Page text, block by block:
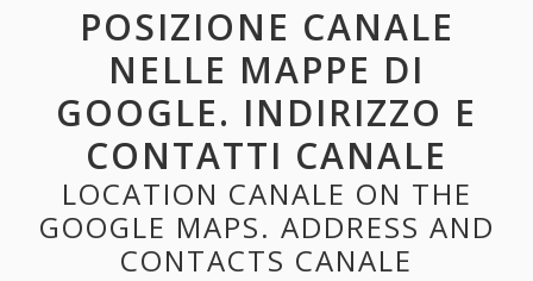
POSIZIONE CANALE
NELLE MAPPE DI
GOOGLE. INDIRIZZO E
CONTATTI CANALE
LOCATION CANALE ON THE
GOOGLE MAPS. ADDRESS AND
CONTACTS CANALE